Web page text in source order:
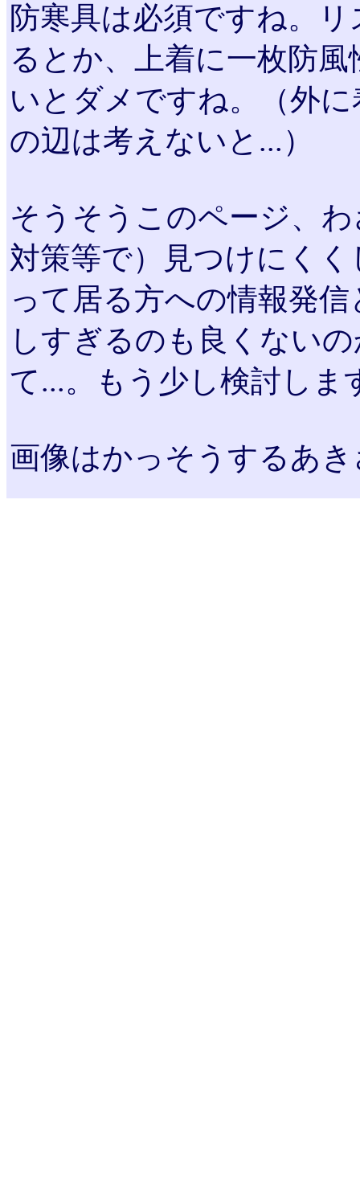
防寒具は必須ですね。
るとか、上着に一枚防
いとダメですね。（外
の辺は考えないと...）
そうそうこのページ、
対策等で）見つけにく
って居る方への情報発
しすぎるのも良くない
て...。もう少し検討しま
画像はかっそうするあ